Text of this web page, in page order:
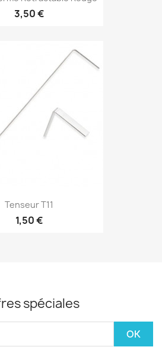
3,50 €
Tenseur T11
1,50 €
spéciales